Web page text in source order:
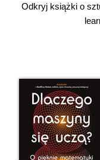
Odkryj książki o